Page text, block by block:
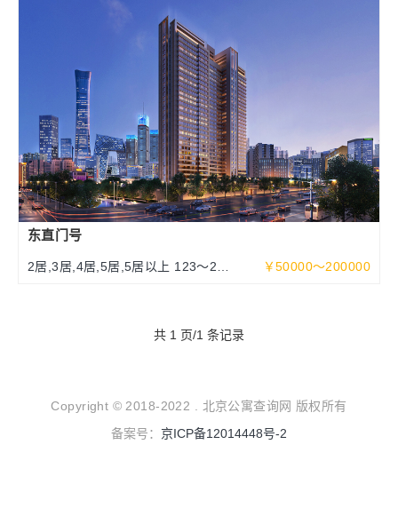
东直门号
2居,3居,4居,5居,5居以上 123～252
￥50000～200000
共 1 页/1 条记录
Copyright © 2018-2022 . 北京公寓查询网 版权所有
备案号： 京ICP备12014448号-2